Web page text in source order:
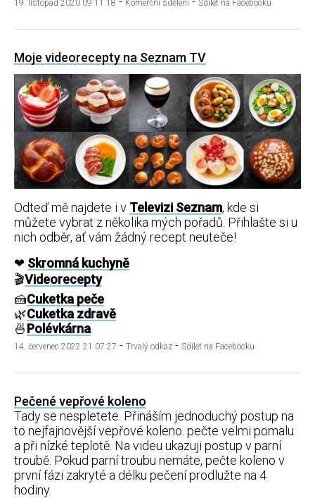
19. listopad 2020 09:11:18 Komerční sdělení Sdílet na Facebooku
Moje videorecepty na Seznam TV
Odteď mě najdete i v Televizi Seznam, kde si
můžete vybrat z několika mých pořadů. Přihlašte si u
nich odběr, ať vám žádný recept neuteče!
❤ Skromná kuchyně
🎬Videorecepty
🍰Cuketka peče
🌿Cuketka zdravě
🍜Polévkárna
14. červenec 2022 21:07:27 - Trvalý odkaz - Sdílet na Facebooku
Pečené vepřové koleno
Tady se nespletete. Přináším jednoduchý postup na
to nejfajnovější vepřové koleno. pečte velmi pomalu
a při nízké teplotě. Na videu ukazuji postup v parní
troubě. Pokud parní troubu nemáte, pečte koleno v
první fázi zakryté a délku pečení prodlužte na 4
hodiny.